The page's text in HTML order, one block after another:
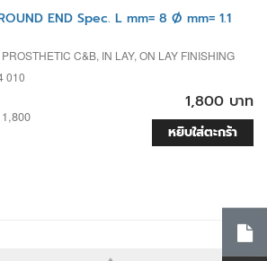
END Spec. L mm= 8 Ø mm= 1.1
C&B, IN LAY, ON LAY FINISHING
010
1,800 บาท
หยิบใส่ตะกร้า